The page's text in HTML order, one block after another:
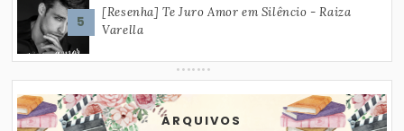
[Resenha] Te Juro Amor em Silêncio - Raiza
Varella
ARQUIVOS